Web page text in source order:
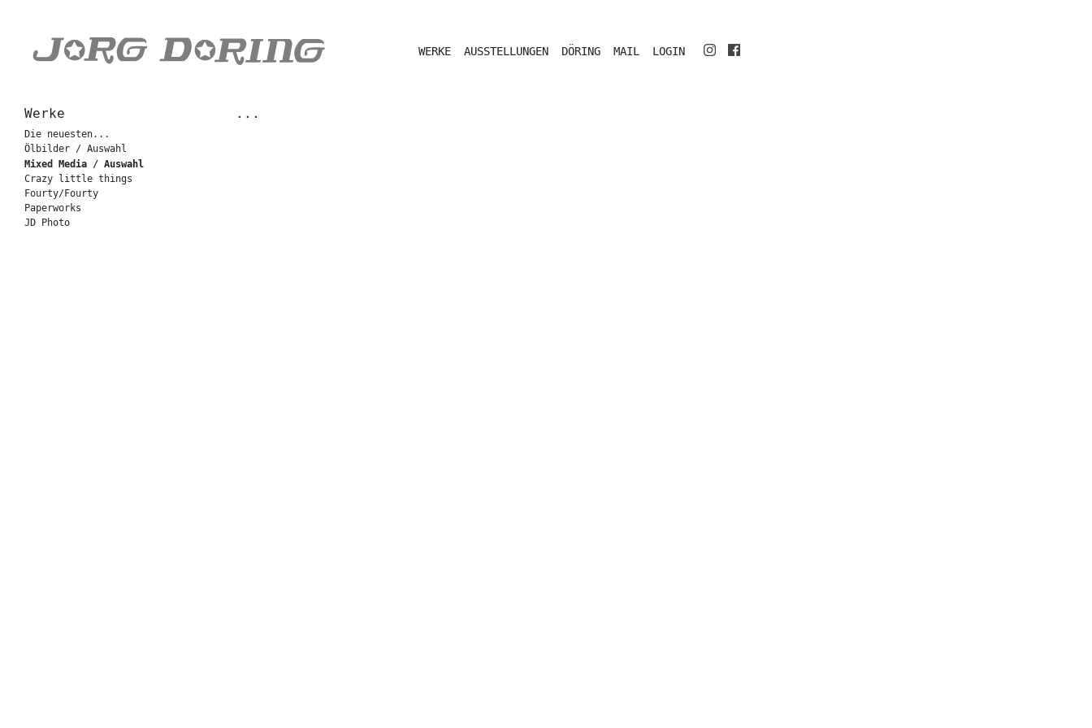
WERKE AUSSTELLUNGEN DÖRING MAIL LOGIN
Werke
Die neuesten...
Ölbilder / Auswahl
Mixed Media / Auswahl
Crazy little things
Fourty/Fourty
Paperworks
JD Photo
...